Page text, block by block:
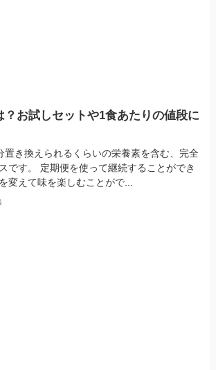
？お試しセットや1食あたりの値段に
置き換えられるくらいの栄養素を含む、完全
です。 定期便を使って継続することができ
変えて味を楽しむことがで...